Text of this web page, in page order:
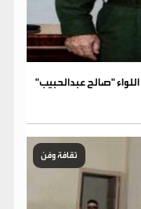
"صالح عبدالحبيب"
ثقافة وفن